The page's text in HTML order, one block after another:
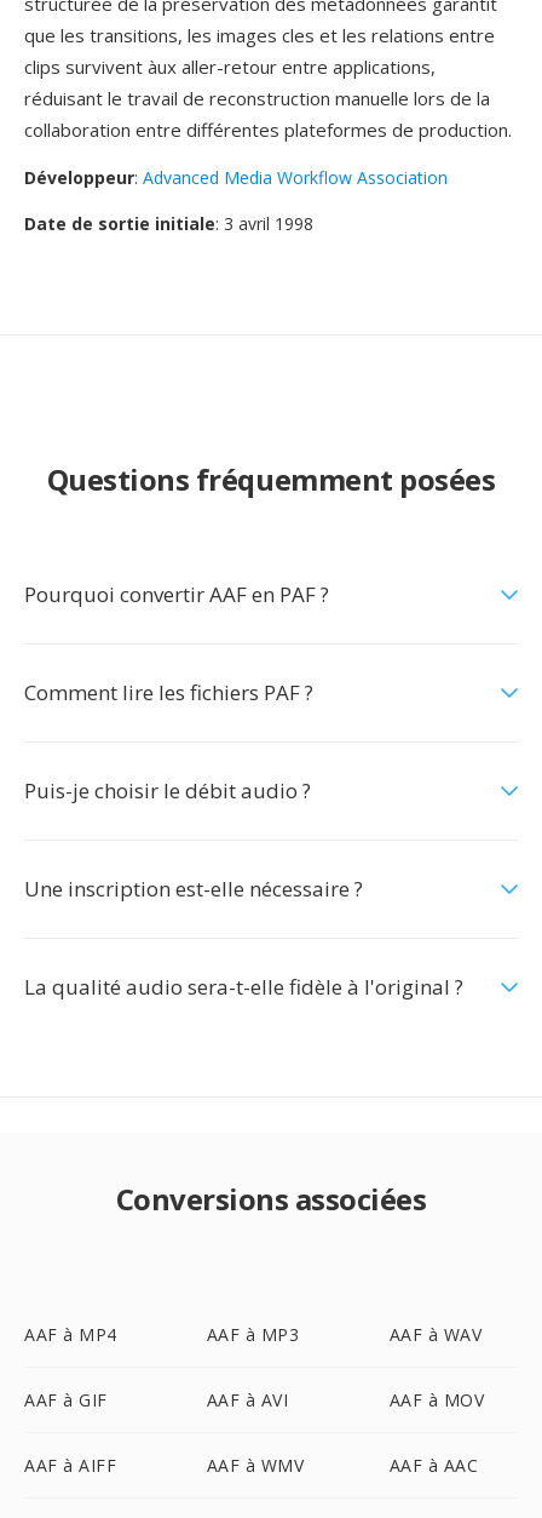
que les transitions, les images cles et les relations entre
clips survivent àux aller-retour entre applications,
réduisant le travail de reconstruction manuelle lors de la
collaboration entre différentes plateformes de production.
Développeur: Advanced Media Workflow Association
Date de sortie initiale: 3 avril 1998
Questions fréquemment posées
Pourquoi convertir AAF en PAF ?
Comment lire les fichiers PAF ?
Puis-je choisir le débit audio ?
Une inscription est-elle nécessaire ?
La qualité audio sera-t-elle fidèle à l'original ?
Conversions associées
AAF à MP4 AAF à MP3 AAF à WAV
AAF à GIF AAF à AVI AAF à MOV
AAF à AIFF AAF à WMV AAF à AAC